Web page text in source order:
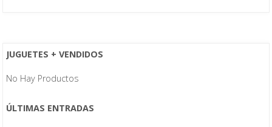
JUGUETES + VENDIDOS
No Hay Productos
ÚLTIMAS ENTRADAS